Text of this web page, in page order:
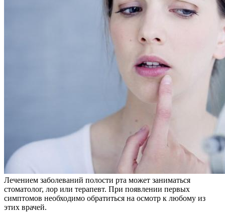
Лечением заболеваний полости рта может заниматься
стоматолог, лор или терапевт. При появлении первых
симптомов необходимо обратиться на осмотр к любому из
этих врачей.